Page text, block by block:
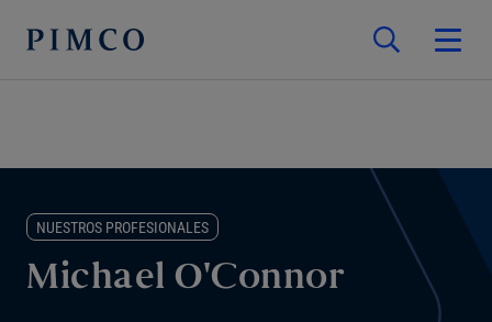
NUESTROS PROFESIONALES
Michael O'Connor